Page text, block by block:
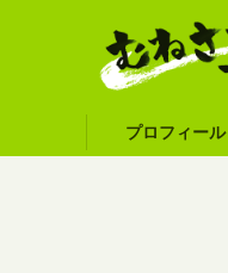
プロフィール